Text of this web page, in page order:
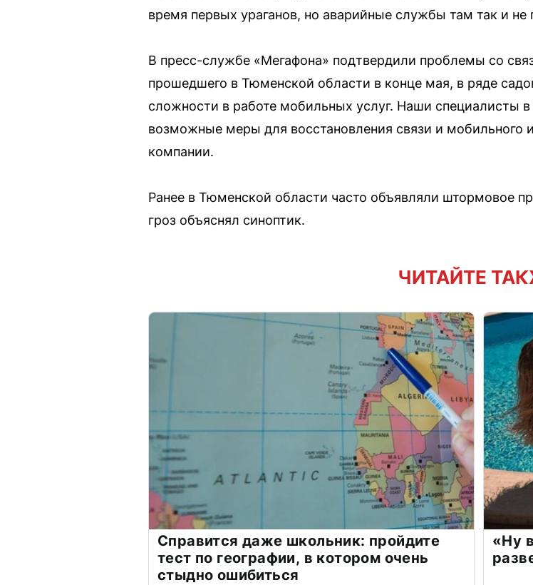
время первых ураганов, но аварийные службы там так и не
В пресс-службе «Мегафона» подтвердили проблемы со
прошедшего в Тюменской области в конце мая, в ряде
сложности в работе мобильных услуг. Наши специалисты
возможные меры для восстановления связи и мобильного
компании.
Ранее в Тюменской области часто объявляли штормовое
гроз объяснял синоптик.
ЧИТАЙТЕ
Справится даже школьник: пройдите
тест по географии, в котором очень
стыдно ошибиться
«Ну